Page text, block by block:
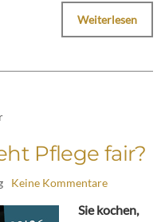
Weiterlesen
Pflege fair?
Keine Kommentare
Sie kochen,